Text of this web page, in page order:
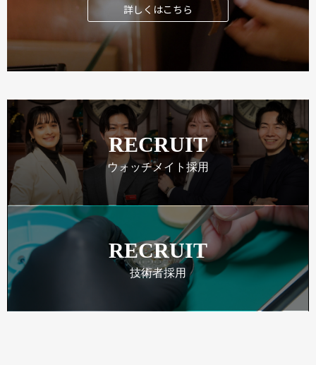
詳しくはこちら
RECRUIT
ウォッチメイト採用
RECRUIT
技術者採用